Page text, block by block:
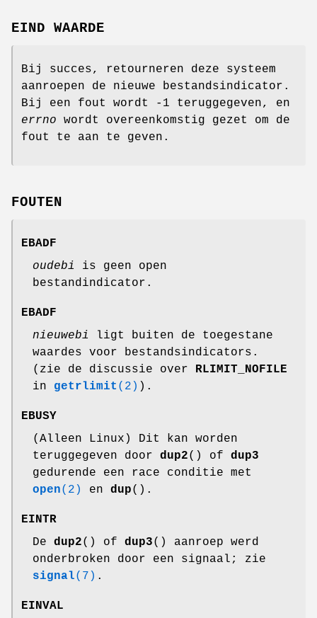
EIND WAARDE
Bij succes, retourneren deze systeem
aanroepen de nieuwe bestandsindicator.
Bij een fout wordt -1 teruggegeven, en
errno wordt overeenkomstig gezet om de
fout te aan te geven.
FOUTEN
EBADF
oudebi
is geen open
bestandindicator.
EBADF
nieuwebi
ligt buiten de toegestane
waardes voor bestandsindicators.
(zie de discussie over RLIMIT_NOFILE
in getrlimit (2) ).
EBUSY
(Alleen Linux) Dit kan worden
teruggegeven door dup2() of dup3
gedurende een race conditie met
open(2) en dup().
EINTR
De dup2() of dup3() aanroep werd
onderbroken door een signaal; zie
signal(7) .
EINVAL